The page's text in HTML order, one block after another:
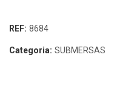
REF: 8684
Categoria: SUBMERSAS